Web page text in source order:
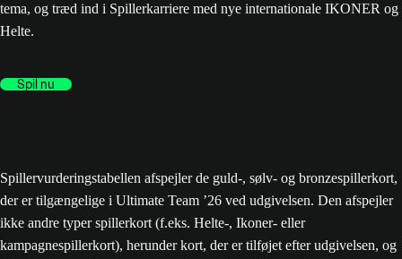
tema, og træd ind i Spillerkarriere med nye internationale IKONER og
Helte.
Spil nu
Spillervurderingstabellen afspejler de guld-, sølv- og bronzespillerkort,
der er tilgængelige i Ultimate Team ’26 ved udgivelsen. Den afspejler
ikke andre typer spillerkort (f.eks. Helte-, Ikoner- eller
kampagnespillerkort), herunder kort, der er tilføjet efter udgivelsen, og